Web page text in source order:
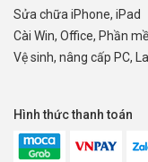
Sửa chữa iPhone, iPad
Cài Win, Office, Phần
Vệ sinh, nâng cấp PC,
Hình thức thanh toán